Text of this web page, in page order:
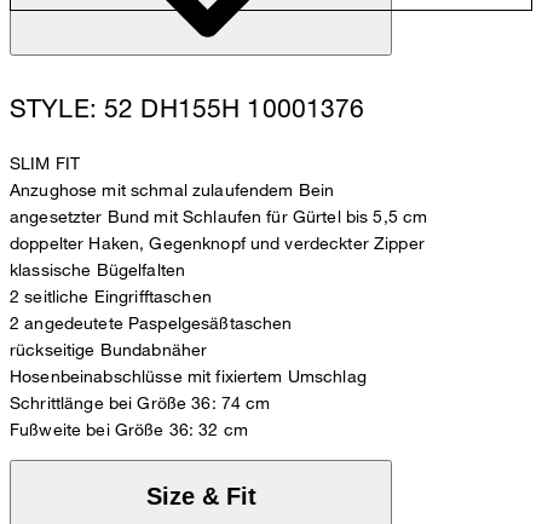
STYLE: 52 DH155H 10001376
SLIM FIT
Anzughose mit schmal zulaufendem Bein
angesetzter Bund mit Schlaufen für Gürtel bis 5,5 cm
doppelter Haken, Gegenknopf und verdeckter Zipper
klassische Bügelfalten
2 seitliche Eingrifftaschen
2 angedeutete Paspelgesäßtaschen
rückseitige Bundabnäher
Hosenbeinabschlüsse mit fixiertem Umschlag
Schrittlänge bei Größe 36: 74 cm
Fußweite bei Größe 36: 32 cm
Size & Fit